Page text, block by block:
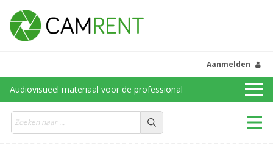
Aanmelden
Audiovisueel materiaal voor de professional